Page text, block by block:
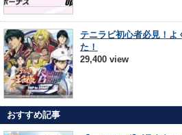
テニラビ初心者必見！よ
た！
29,400 view
おすすめ記事